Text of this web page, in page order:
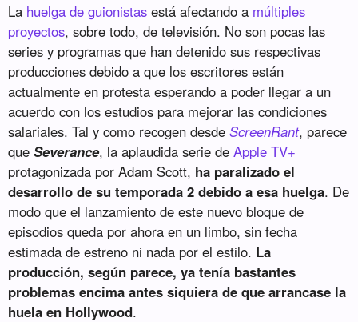
La huelga de guionistas está afectando a múltiples
proyectos, sobre todo, de televisión. No son pocas las
series y programas que han detenido sus respectivas
producciones debido a que los escritores están
actualmente en protesta esperando a poder llegar a un
acuerdo con los estudios para mejorar las condiciones
salariales. Tal y como recogen desdeScreenRant, parece
queSeverance, la aplaudida serie deApple TV+
protagonizada por Adam Scott, ha paralizado el
desarrollo de su temporada 2 debido a esa huelga. De
modo que el lanzamiento de este nuevo bloque de
episodios queda por ahora en un limbo, sin fecha
estimada de estreno ni nada por el estilo. La
producción, según parece, ya tenía bastantes
problemas encima antes siquiera de que arrancase la
huela en Hollywood.